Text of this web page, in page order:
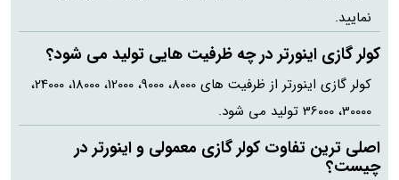
نمایید.
کولر گازی اینورتر در چه ظرفیت هایی تولید می شود؟
کولر گازی اینورتر از ظرفیت های 8000، 9000، 12000، 18000، 24000،
30000، 36000 تولید می شود.
اصلی ترین تفاوت کولر گازی معمولی و اینورتر در
چیست؟